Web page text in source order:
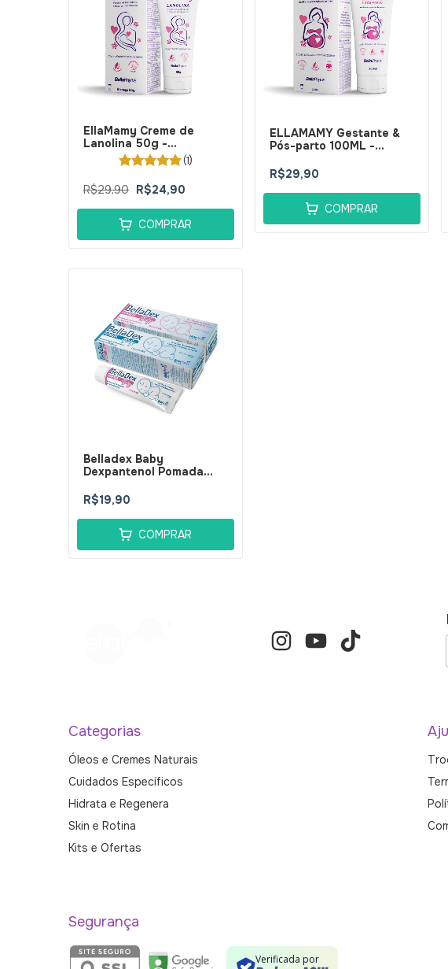
EllaMamy Creme de
Lanolina 50g -
BellaPhytus
(1)
R$29,90 R$24,90
COMPRAR
ELLAMAMY Gestante &
Pós-parto 100ML -
R$29,90
COMPRAR
Belladex Baby
Dexpantenol Pomada
R$19,90
COMPRAR
Categorias
Óleos e Cremes Naturais
Cuidados Específicos
Hidrata e Regenera
Skin e Rotina
Kits e Ofertas
Segurança
Verificada por